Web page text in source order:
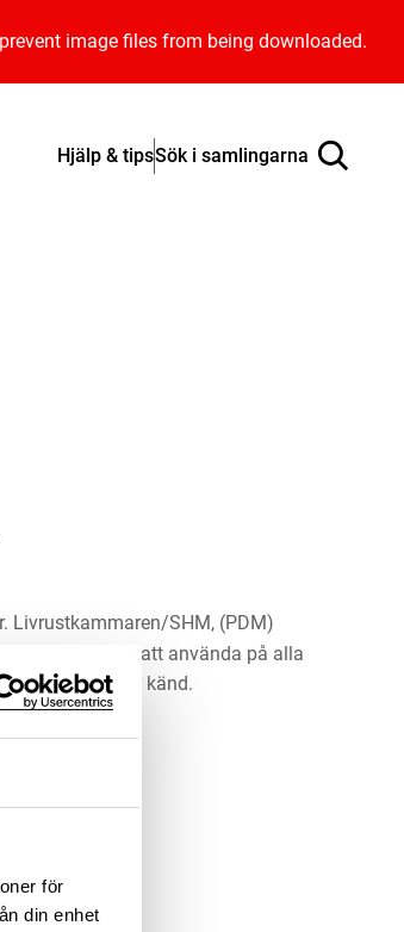
för
din enhet
image files from being downloaded.
Hjälp & tipsSök i samlingarna
Livrustkammaren/SHM, (PDM)
är därmed fritt att använda på alla
om denne är känd.